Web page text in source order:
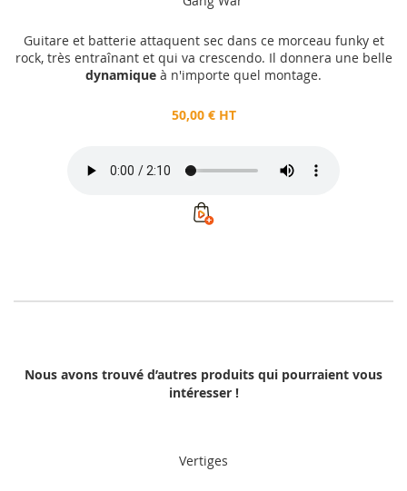
Guitare et batterie attaquent sec dans ce morceau funky et
rock, très entraînant et qui va crescendo. Il donnera une belle
dynamique à n'importe quel montage.
50,00 € HT
Nous avons trouvé d’autres produits qui pourraient vous
intéresser !
Vertiges